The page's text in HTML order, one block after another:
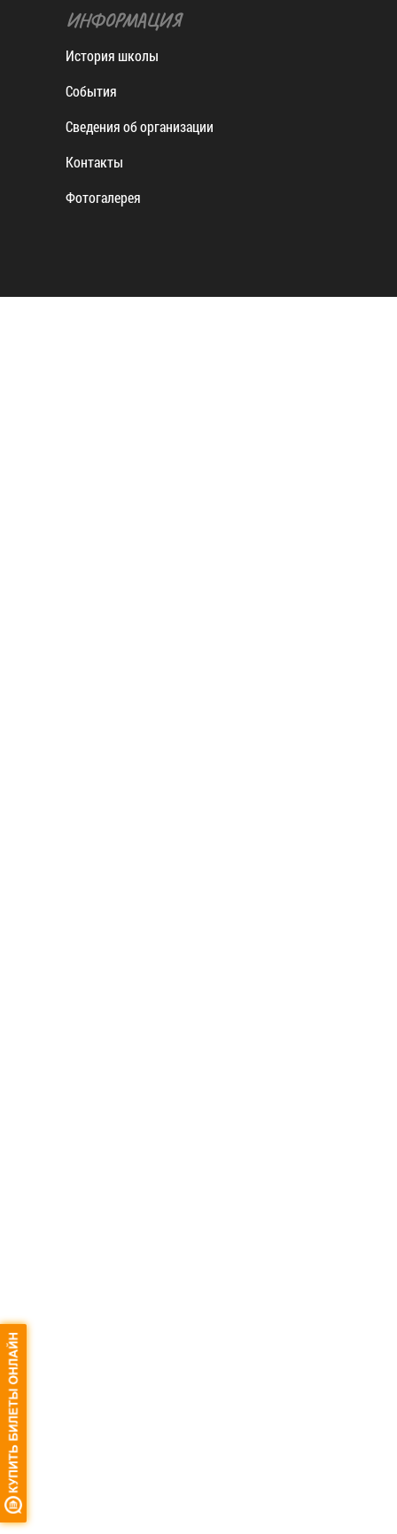
ИНФОРМАЦИЯ
История школы
События
Сведения об организации
Контакты
Фотогалерея